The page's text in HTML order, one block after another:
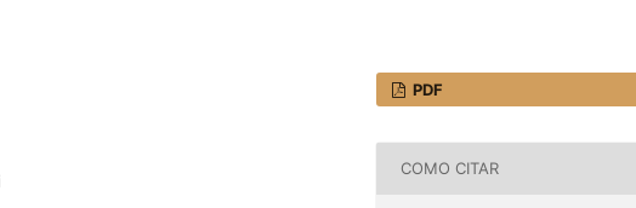
PDF
COMO CITAR